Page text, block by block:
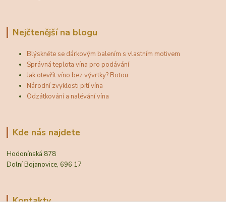
Nejčtenější na blogu
Blýskněte se dárkovým balením s vlastním motivem
Správná teplota vína pro podávání
Jak otevřít víno bez vývrtky? Botou.
Národní zvyklosti pití vína
Odzátkování a nalévání vína
Kde nás najdete
Hodonínská 878
Dolní Bojanovice, 696 17